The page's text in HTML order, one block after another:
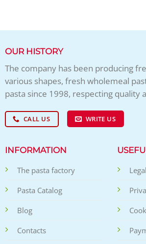
OUR HISTORY
The company has been producing
various shapes, fresh wholemeal
pasta since 1998, respecting quality
CALL US WRITE US
INFORMATION
The pasta factory
Pasta Catalog
Blog
Contacts